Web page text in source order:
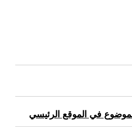
في الموقع الرئيسي